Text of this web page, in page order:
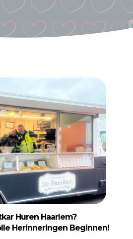
Huren Haarlem?
Herinneringen Beginnen!